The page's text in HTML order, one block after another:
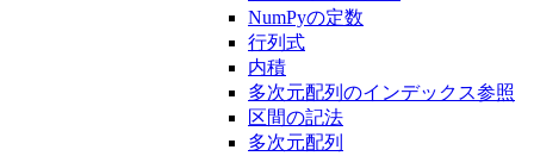
NumPyの定数
行列式
内積
多次元配列のインデックス参照
区間の記法
多次元配列